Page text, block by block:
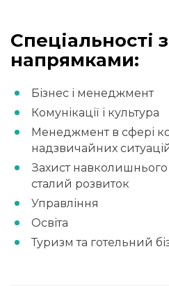
Спеціальності
напрямками:
Бізнес і менеджмент
Комунікації і культура
Менеджмент в сфері
надзвичайних
Захист
сталий розвиток
Управління
Освіта
Туризм та готельний